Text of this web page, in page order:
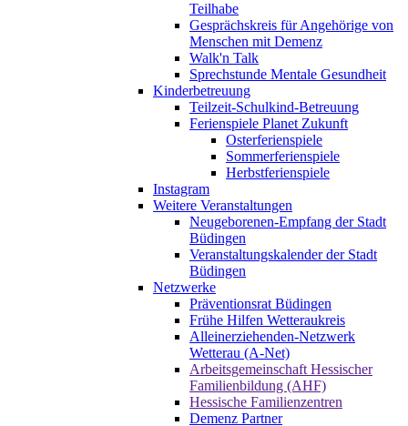
Teilhabe
Gesprächskreis für Angehörige von
Menschen mit Demenz
Walk'n Talk
Sprechstunde Mentale Gesundheit
Kinderbetreuung
Teilzeit-Schulkind-Betreuung
Ferienspiele Planet Zukunft
Osterferienspiele
Sommerferienspiele
Herbstferienspiele
Instagram
Weitere Veranstaltungen
Neugeborenen-Empfang der Stadt
Büdingen
Veranstaltungskalender der Stadt
Büdingen
Netzwerke
Präventionsrat Büdingen
Frühe Hilfen Wetteraukreis
Alleinerziehenden-Netzwerk
Wetterau (A-Net)
Arbeitsgemeinschaft Hessischer
Familienbildung (AHF)
Hessische Familienzentren
Demenz Partner